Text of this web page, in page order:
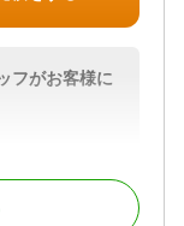
ことを目指
最適な節税
けでなく、
個別の対応
フがお客様に
切です。税
みならず、
門家が力を